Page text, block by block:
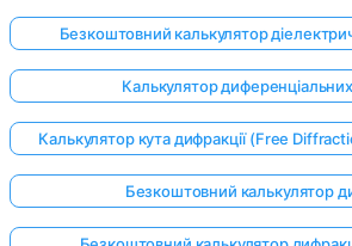
Увійдіть
Безкоштовний калькулятор
Калькулятор
Калькулятор кута дифракції (Free
Безкоштовний калькулятор